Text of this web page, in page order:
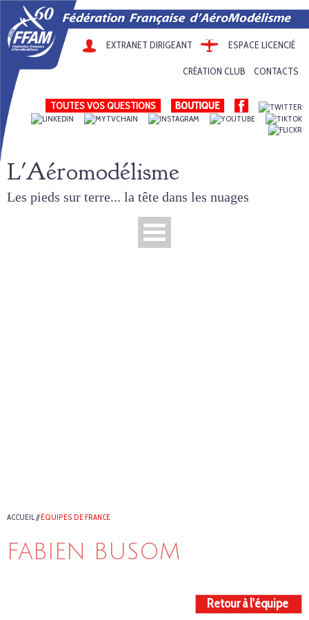
EXTRANET DIRIGEANT ESPACE LICENCIÉ
CRÉATION CLUB CONTACTS
TOUTES VOS QUESTIONS
L'Aéromodélisme
Les pieds sur terre... la tête dans les nuages
ACCUEIL//ÉQUIPES DE FRANCE
FABIEN BUSOM
Retour à l'équipe